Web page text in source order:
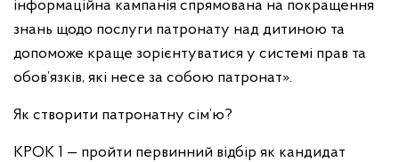
інформаційна кампанія спрямована на покращення
знань щодо послуги патронату над дитиною та
допоможе краще зорієнтуватися у системі прав та
обов’язків, які несе за собою патронат».
Як створити патронатну сім’ю?
КРОК 1 — пройти первинний відбір як кандидат